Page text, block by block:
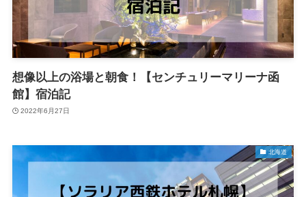
想像以上の浴場と朝食！【センチュリーマリーナ函
館】宿泊記
2022年6月27日
北海道